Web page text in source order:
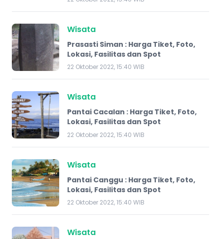
Wisata
​Prasasti Siman : Harga Tiket, Foto,
Lokasi, Fasilitas dan Spot
22 Oktober 2022, 15:40 WIB
Wisata
Pantai Cacalan : Harga Tiket, Foto,
Lokasi, Fasilitas dan Spot
22 Oktober 2022, 15:40 WIB
Wisata
Pantai Canggu : Harga Tiket, Foto,
Lokasi, Fasilitas dan Spot
22 Oktober 2022, 15:40 WIB
Wisata